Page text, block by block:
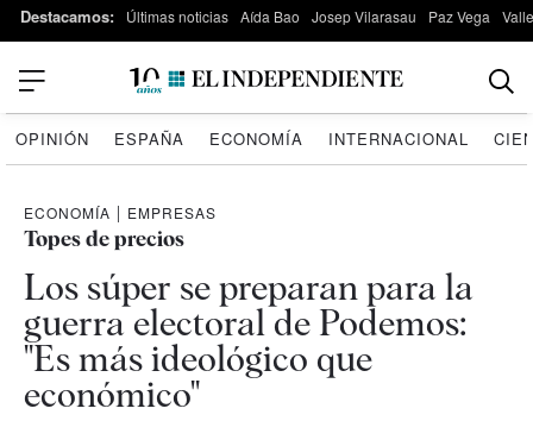
Destacamos: Últimas noticias Aída Bao Josep Vilarasau Paz Vega
OPINIÓN ESPAÑA ECONOMÍA INTERNACIONAL
ECONOMÍA | EMPRESAS
Topes de precios
Los súper se preparan para la
guerra electoral de Podemos:
"Es más ideológico que
económico"